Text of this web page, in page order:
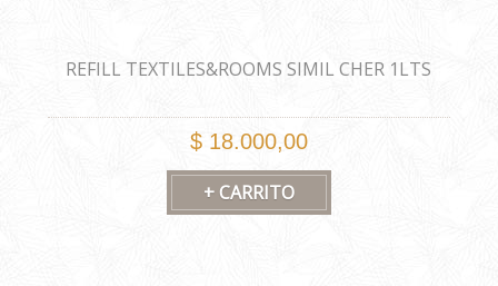
REFILL TEXTILES&ROOMS SIMIL CHER 1LTS
$ 18.000,00